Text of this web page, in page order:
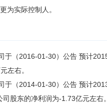
为实际控制人。
于（2016-01-30）公告 预计
左右。
于（2014-01-30）公告 预计
股东的净利润为-1.73亿元左右。